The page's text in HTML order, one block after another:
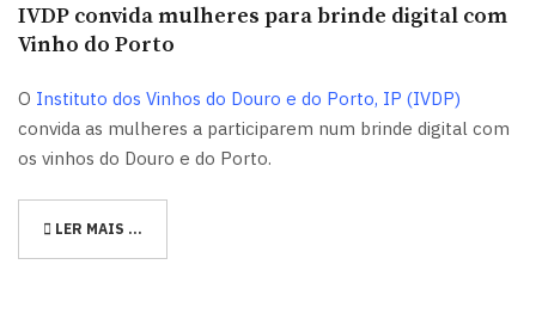
IVDP convida mulheres para brinde digital com
Vinho do Porto
O Instituto dos Vinhos do Douro e do Porto, IP (IVDP)
convida as mulheres a participarem num brinde digital com
os vinhos do Douro e do Porto.
LER MAIS …